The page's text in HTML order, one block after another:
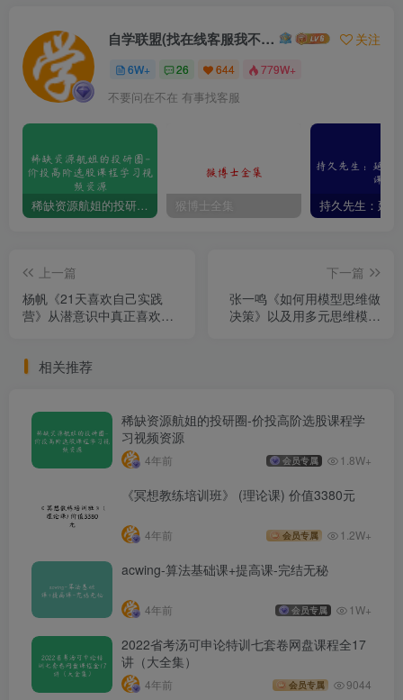
自学联盟(找在线客服我不回信息的) 关注
6W+ 26 644 779W+
不要问在不在 有事找客服
稀缺资源航姐的投研圈-价投高阶选股课程学习视频资源 猴博士全集
上一篇
杨帆《21天喜欢自己实践
营》从潜意识中真正喜欢上
下一篇
张一鸣《如何用模型思维做
决策》以及用多元思维模型
相关推荐
稀缺资源航姐的投研圈-价投高阶选股课程学
习视频资源
4年前 会员专属 1.8W+
《冥想教练培训班》 (理论课) 价值3380元
4年前 会员专属 1.2W+
acwing-算法基础课+提高课-完结无秘
4年前 会员专属 1W+
2022省考汤可申论特训七套卷网盘课程全17
讲（大全集）
4年前 会员专属 9044